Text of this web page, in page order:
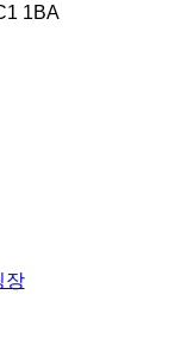
1BA
장